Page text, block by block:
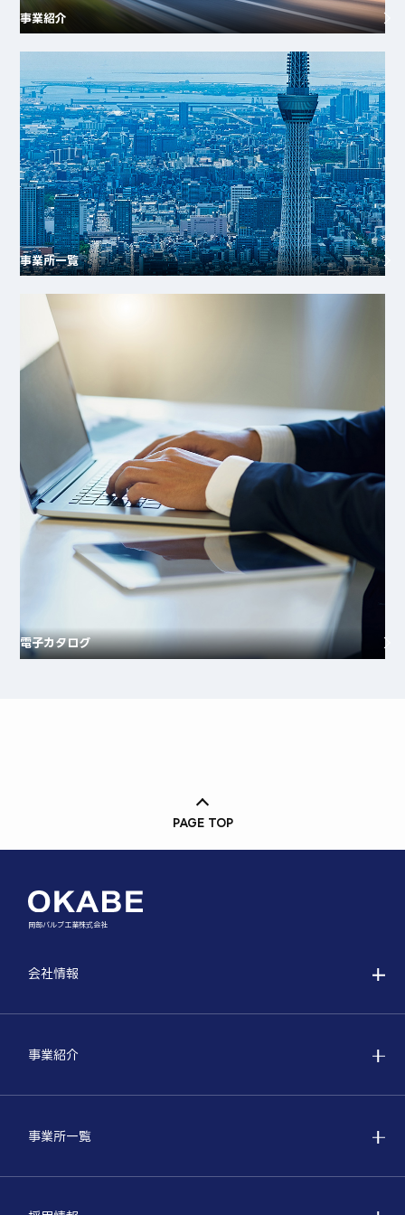
事業紹介
事業所一覧
電子カタログ
PAGE TOP
岡部バルブ工業株式会社
会社情報
事業紹介
事業所一覧